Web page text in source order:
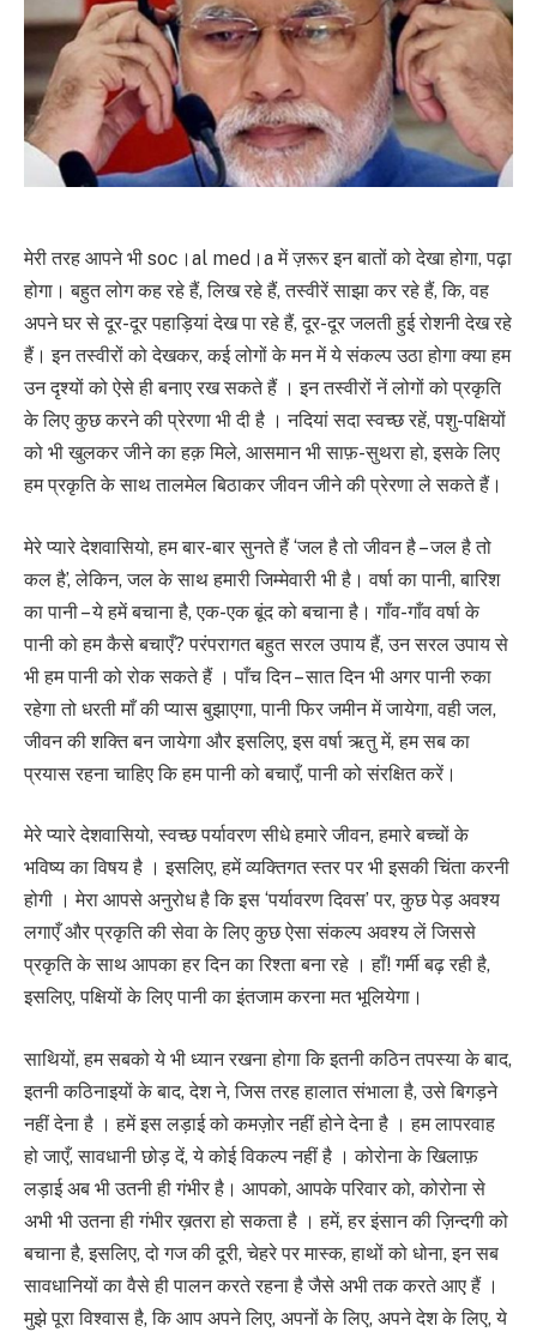
मेरी तरह आपने भी soc।al med।a में ज़रूर इन बातों को देखा होगा, पढ़ा
होगा। बहुत लोग कह रहे हैं, लिख रहे हैं, तस्वीरें साझा कर रहे हैं, कि, वह
अपने घर से दूर-दूर पहाड़ियां देख पा रहे हैं, दूर-दूर जलती हुई रोशनी देख रहे
हैं। इन तस्वीरों को देखकर, कई लोगों के मन में ये संकल्प उठा होगा क्या हम
उन दृश्यों को ऐसे ही बनाए रख सकते हैं । इन तस्वीरों नें लोगों को प्रकृति
के लिए कुछ करने की प्रेरणा भी दी है । नदियां सदा स्वच्छ रहें, पशु-पक्षियों
को भी खुलकर जीने का हक़ मिले, आसमान भी साफ़-सुथरा हो, इसके लिए
हम प्रकृति के साथ तालमेल बिठाकर जीवन जीने की प्रेरणा ले सकते हैं।
मेरे प्यारे देशवासियो, हम बार-बार सुनते हैं ‘जल है तो जीवन है – जल है तो
कल है’, लेकिन, जल के साथ हमारी जिम्मेवारी भी है। वर्षा का पानी, बारिश
का पानी – ये हमें बचाना है, एक-एक बूंद को बचाना है। गाँव-गाँव वर्षा के
पानी को हम कैसे बचाएँ? परंपरागत बहुत सरल उपाय हैं, उन सरल उपाय से
भी हम पानी को रोक सकते हैं । पाँच दिन – सात दिन भी अगर पानी रुका
रहेगा तो धरती माँ की प्यास बुझाएगा, पानी फिर जमीन में जायेगा, वही जल,
जीवन की शक्ति बन जायेगा और इसलिए, इस वर्षा ऋतु में, हम सब का
प्रयास रहना चाहिए कि हम पानी को बचाएँ, पानी को संरक्षित करें।
मेरे प्यारे देशवासियो, स्वच्छ पर्यावरण सीधे हमारे जीवन, हमारे बच्चों के
भविष्य का विषय है । इसलिए, हमें व्यक्तिगत स्तर पर भी इसकी चिंता करनी
होगी । मेरा आपसे अनुरोध है कि इस ‘पर्यावरण दिवस’ पर, कुछ पेड़ अवश्य
लगाएँ और प्रकृति की सेवा के लिए कुछ ऐसा संकल्प अवश्य लें जिससे
प्रकृति के साथ आपका हर दिन का रिश्ता बना रहे । हाँ! गर्मी बढ़ रही है,
इसलिए, पक्षियों के लिए पानी का इंतजाम करना मत भूलियेगा।
साथियों, हम सबको ये भी ध्यान रखना होगा कि इतनी कठिन तपस्या के बाद,
इतनी कठिनाइयों के बाद, देश ने, जिस तरह हालात संभाला है, उसे बिगड़ने
नहीं देना है । हमें इस लड़ाई को कमज़ोर नहीं होने देना है । हम लापरवाह
हो जाएँ, सावधानी छोड़ दें, ये कोई विकल्प नहीं है । कोरोना के खिलाफ़
लड़ाई अब भी उतनी ही गंभीर है। आपको, आपके परिवार को, कोरोना से
अभी भी उतना ही गंभीर ख़तरा हो सकता है । हमें, हर इंसान की ज़िन्दगी को
बचाना है, इसलिए, दो गज की दूरी, चेहरे पर मास्क, हाथों को धोना, इन सब
सावधानियों का वैसे ही पालन करते रहना है जैसे अभी तक करते आए हैं ।
मुझे पूरा विश्वास है, कि आप अपने लिए, अपनों के लिए, अपने देश के लिए, ये